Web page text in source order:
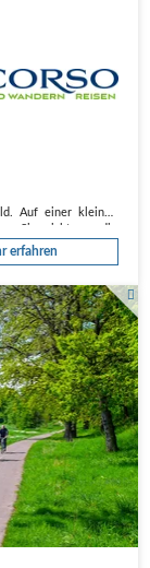
Auf einer kleinen
erfahren